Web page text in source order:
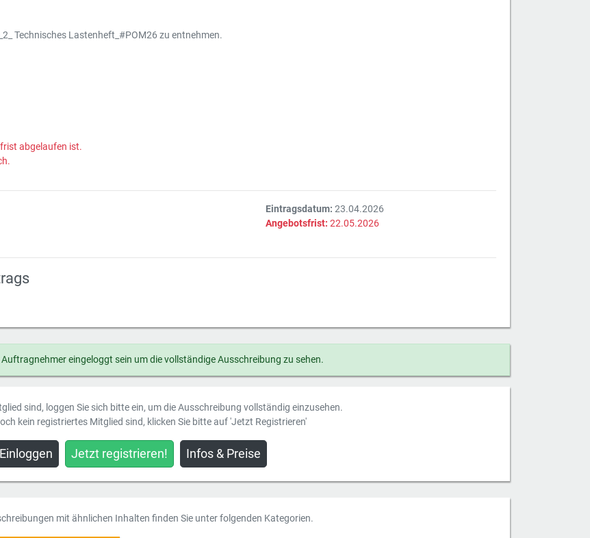
Technisches Lastenheft_#POM26 zu entnehmen.
abgelaufen ist.
Eintragsdatum: 23.04.2026
Angebotsfrist: 22.05.2026
Auftragnehmer eingeloggt sein um die vollständige Ausschreibung zu sehen.
sind, loggen Sie sich bitte ein, um die Ausschreibung vollständig einzusehen.
kein registriertes Mitglied sind, klicken Sie bitte auf 'Jetzt Registrieren'
Einloggen Jetzt registrieren! Infos & Preise
mit ähnlichen Inhalten finden Sie unter folgenden Kategorien.